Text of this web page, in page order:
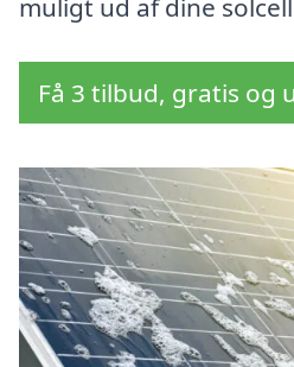
muligt ud af dine
Få 3 tilbud, gratis og